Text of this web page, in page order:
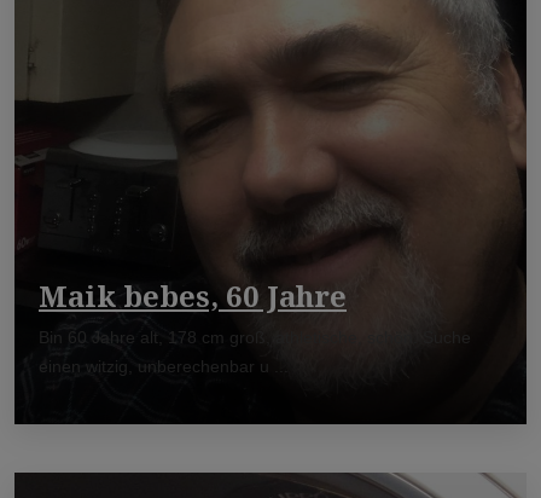
Maik bebes, 60 Jahre
Bin 60 Jahre alt, 178 cm groß, athletische, schön. Suche
einen witzig, unberechenbar u ...